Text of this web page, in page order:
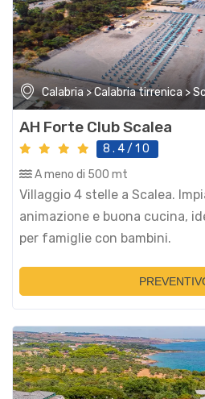
Calabria > Calabria tirrenica >
AH Forte Club Scalea
8.4/10
A meno di 500 mt
Villaggio 4 stelle a Scalea.
animazione e buona cucina,
per famiglie con bambini.